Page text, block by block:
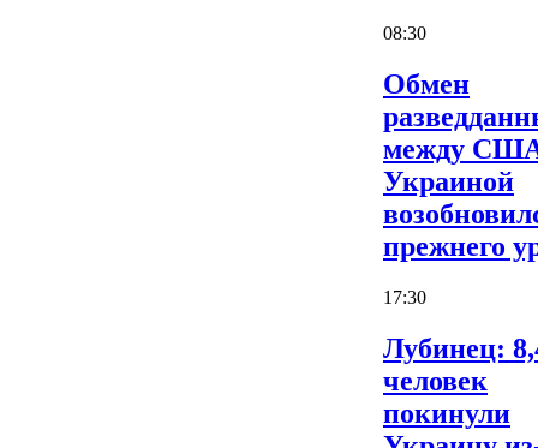
08:30
Обмен
между
Украиной
прежнего
17:30
Лубинец:
человек
покинули